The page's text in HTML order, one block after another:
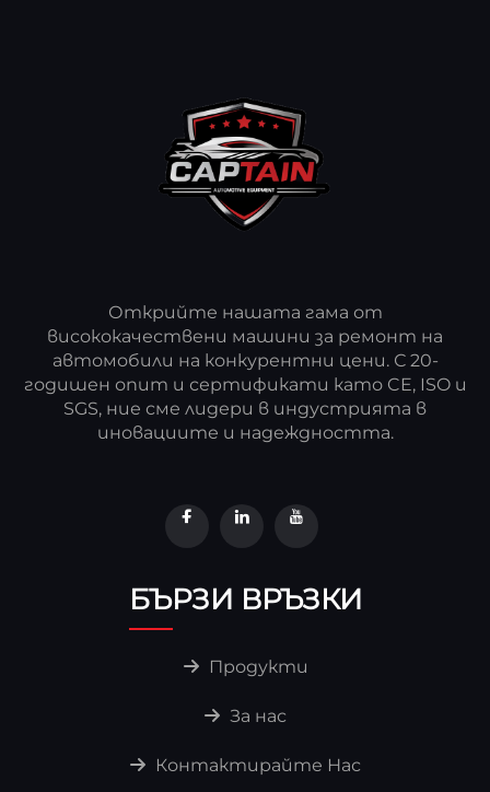
Открийте нашата гама от
висококачествени машини за ремонт на
автомобили на конкурентни цени. С 20-
годишен опит и сертификати като CE, ISO и
SGS, ние сме лидери в индустрията в
иновациите и надеждността.
БЪРЗИ ВРЪЗКИ
Продукти
За нас
Контактирайте Нас